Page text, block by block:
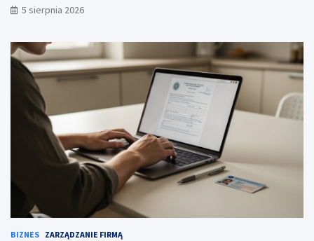
5 sierpnia 2026
BIZNES ZARZĄDZANIE FIRMĄ